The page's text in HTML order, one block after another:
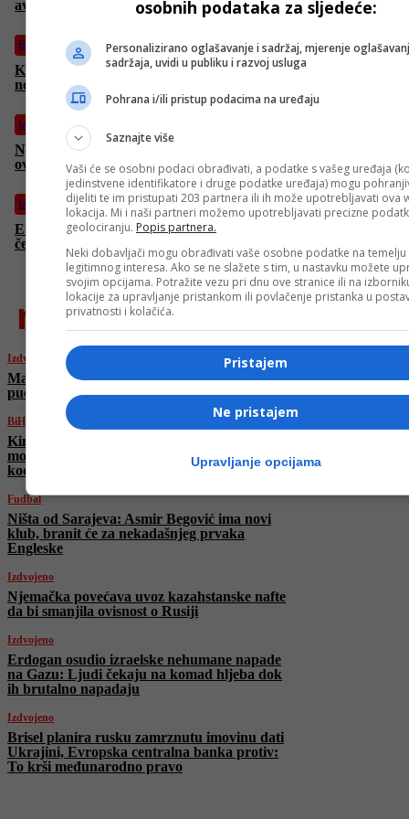
avion, najmanje 60 mrtvih
BiH
Kineski državljanin (32) preminuo u mostarskoj bolnici nakon
nesreće na gradilištu kod Stoca
Izdvojeno
Njemačka povećava uvoz kazahstanske nafte da bi smanjila
ovisnost o Rusiji
Izdvojeno
Erdogan osudio izraelske nehumane napade na Gazu: Ljudi
čekaju na komad hljeba dok ih brutalno napadaju
najnovije
Izdvojeno
Masakr u redu za hranu u Gazi: Izraelci
pucali, pa pozvali avion, najmanje 60 mrtvih
BiH
Kineski državljanin (32) preminuo u
mostarskoj bolnici nakon nesreće na gradilištu
kod Stoca
Fudbal
Ništa od Sarajeva: Asmir Begović ima novi
klub, branit će za nekadašnjeg prvaka
Engleske
Izdvojeno
Njemačka povećava uvoz kazahstanske nafte
da bi smanjila ovisnost o Rusiji
Izdvojeno
Erdogan osudio izraelske nehumane napade
na Gazu: Ljudi čekaju na komad hljeba dok
ih brutalno napadaju
Izdvojeno
Brisel planira rusku zamrznutu imovinu dati
Ukrajini, Evropska centralna banka protiv:
To krši međunarodno pravo
osobnih podataka za sljedeće:
Personalizirano oglašavanje i sadržaj, mjerenje
sadržaja, uvidi u publiku i razvoj usluga
Pohrana i/ili pristup podacima na uređaju
Saznajte više
Vaši će se osobni podaci obrađivati, a podatke s vašeg uređaja
jedinstvene identifikatore i druge podatke uređaja) mogu
dijeliti te im pristupati 203 partnera ili ih može upotrebljavati ova
lokacija. Mi i naši partneri možemo upotrebljavati precizne
geolociranju. Popis partnera.
Neki dobavljači mogu obrađivati vaše osobne podatke na temelju
legitimnog interesa. Ako se ne slažete s tim, u nastavku možete
svojim opcijama. Potražite vezu pri dnu ove stranice ili na
lokacije za upravljanje pristankom ili povlačenje pristanka u
privatnosti i kolačića.
Pristajem
Ne pristajem
Upravljanje opcijama